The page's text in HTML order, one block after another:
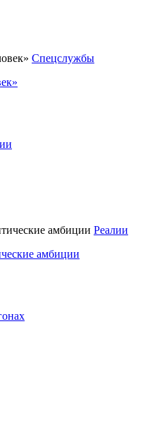
Спецслужбы
Реалии
амбиции